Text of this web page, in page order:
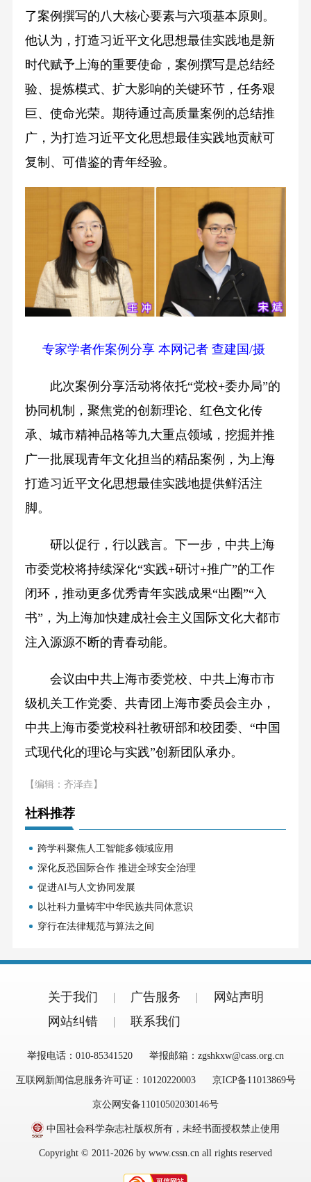
了案例撰写的八大核心要素与六项基本原则。
他认为，打造习近平文化思想最佳实践地是新
时代赋予上海的重要使命，案例撰写是总结经
验、提炼模式、扩大影响的关键环节，任务艰
巨、使命光荣。期待通过高质量案例的总结推
广，为打造习近平文化思想最佳实践地贡献可
复制、可借鉴的青年经验。
专家学者作案例分享 本网记者 查建国/摄
此次案例分享活动将依托“党校+委办局”的
协同机制，聚焦党的创新理论、红色文化传
承、城市精神品格等九大重点领域，挖掘并推
广一批展现青年文化担当的精品案例，为上海
打造习近平文化思想最佳实践地提供鲜活注
脚。
研以促行，行以践言。下一步，中共上海
市委党校将持续深化“实践+研讨+推广”的工作
闭环，推动更多优秀青年实践成果“出圈”“入
书”，为上海加快建成社会主义国际文化大都市
注入源源不断的青春动能。
会议由中共上海市委党校、中共上海市市
级机关工作党委、共青团上海市委员会主办，
中共上海市委党校科社教研部和校团委、“中国
式现代化的理论与实践”创新团队承办。
【编辑：齐泽垚】
社科推荐
跨学科聚焦人工智能多领域应用
深化反恐国际合作 推进全球安全治理
促进AI与人文协同发展
以社科力量铸牢中华民族共同体意识
穿行在法律规范与算法之间
关于我们 广告服务
网站声明
网站纠错
联系我们
举报电话：010-85341520 举报邮箱：zgshkxw@cass.org.cn
互联网新闻信息服务许可证：10120220003 京ICP备11013869号
京公网安备11010502030146号
中国社会科学杂志社版权所有，未经书面授权禁止使用
Copyright © 2011-2026 by www.cssn.cn all rights reserved